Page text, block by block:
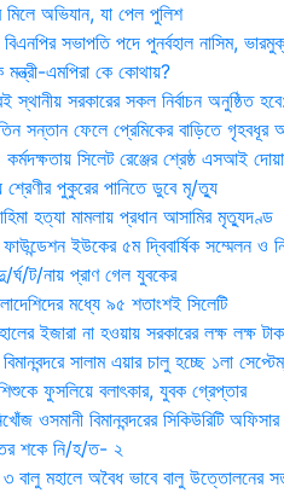
মিলে অভিযান, যা পেল পুলিশ
সভাপতি পদে পুনর্বহাল নাসিম,
মন্ত্রী-এমপিরা কে কোথায়?
সরকারের সকল নির্বাচন অনুষ্ঠিত হবে:
সন্তান ফেলে প্রেমিকের বাড়িতে গৃহবধূর
সিলেট রেঞ্জের শ্রেষ্ঠ এসআই
শ্রেণীর পুকুরের পানিতে ডুবে মৃ/ত্যু
হত্যা মামলায় প্রধান আসামির মৃত্যুদণ্ড
ইউকের ৫ম দ্বিবার্ষিক সম্মেলন ও
ট/নায় প্রাণ গেল যুবকের
মধ্যে ৯৫ শতাংশই সিলেটি
ইজারা না হওয়ায় সরকারের লক্ষ লক্ষ
সালাম এয়ার চালু হচ্ছে ১লা
ফুসলিয়ে বলাৎকার, যুবক গ্রেপ্তার
ওসমানী বিমানবন্দরের সিকিউরিটি অফিসার
শকে নি/হ/ত- ২
বালু মহালে অবৈধ ভাবে বালু উত্তোলনের